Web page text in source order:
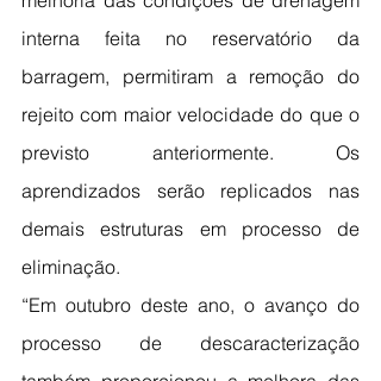
interna feita no reservatório da
barragem, permitiram a remoção do
rejeito com maior velocidade do que o
previsto anteriormente. Os
aprendizados serão replicados nas
demais estruturas em processo de
eliminação.
“Em outubro deste ano, o avanço do
processo de descaracterização